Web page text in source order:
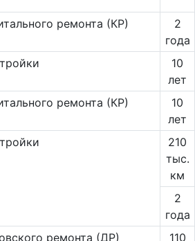
ремонта (КР)
2
года
10
лет
ремонта (КР)
10
лет
210
тыс.
км
2
года
ремонта (ДР)
110